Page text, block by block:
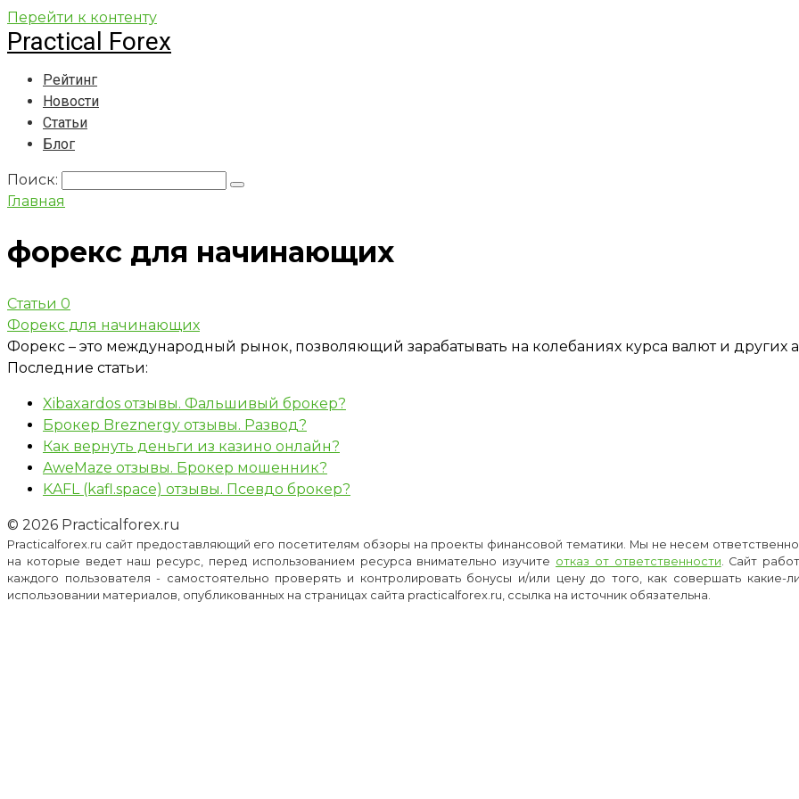
Перейти к контенту
Practical Forex
Рейтинг
Новости
Статьи
Блог
Поиск:
Главная
форекс для начинающих
Статьи 0
Форекс для начинающих
Форекс – это международный рынок, позволяющий зарабатывать на колебаниях курса валют и других
Последние статьи:
Xibaxardos отзывы. Фальшивый брокер?
Брокер Breznergy отзывы. Развод?
Как вернуть деньги из казино онлайн?
AweMaze отзывы. Брокер мошенник?
KAFL (kafl.space) отзывы. Псевдо брокер?
© 2026 Practicalforex.ru
Practicalforex.ru сайт предоставляющий его посетителям обзоры на проекты финансовой тематики. Мы не несем
на которые ведет наш ресурс, перед использованием ресурса внимательно изучите отказ от ответственности . Сайт
каждого пользователя - самостоятельно проверять и контролировать бонусы и/или цену до того, как совершать
использовании материалов, опубликованных на страницах сайта practicalforex.ru, ссылка на источник обязательна.